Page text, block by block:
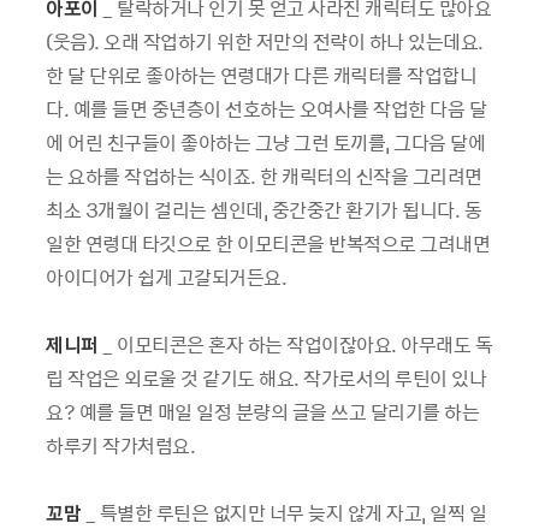
아포이 _ 탈락하거나 인기 못 얻고 사라진 캐릭터도 많아요
(웃음). 오래 작업하기 위한 저만의 전략이 하나 있는데요.
한 달 단위로 좋아하는 연령대가 다른 캐릭터를 작업합니
다. 예를 들면 중년층이 선호하는 오여사를 작업한 다음 달
에 어린 친구들이 좋아하는 그냥 그런 토끼를, 그다음 달에
는 요하를 작업하는 식이죠. 한 캐릭터의 신작을 그리려면
최소 3개월이 걸리는 셈인데, 중간중간 환기가 됩니다. 동
일한 연령대 타깃으로 한 이모티콘을 반복적으로 그려내면
아이디어가 쉽게 고갈되거든요.
제니퍼 _ 이모티콘은 혼자 하는 작업이잖아요. 아무래도 독
립 작업은 외로울 것 같기도 해요. 작가로서의 루틴이 있나
요? 예를 들면 매일 일정 분량의 글을 쓰고 달리기를 하는
하루키 작가처럼요.
꼬맘
_ 특별한 루틴은 없지만 너무 늦지 않게 자고, 일찍 일